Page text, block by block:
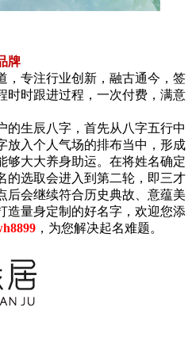
牌
，专注行业创新，融古通今，签
时时跟进过程，一次付费，满意
的生辰八字，首先从八字五行中
放入个人气场的排布当中，形成
够大大养身助运。在将姓名确定
的选取会进入到第二轮，即三才
后会继续符合历史典故、意蕴美
造量身定制的好名字，欢迎您添
，为您解决起名难题。